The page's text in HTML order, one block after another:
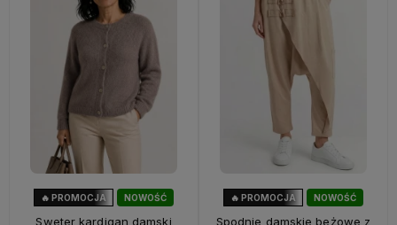
NOWOŚĆ
🔥 PROMOCJA
Sweter kardigan damski
NOWOŚĆ
🔥 PROMOCJA
Spodnie damskie beżowe z